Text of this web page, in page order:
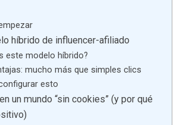
híbrido de influencer-afiliado
este modelo híbrido?
mucho más que simples clics
esto
un mundo “sin cookies” (y por qué